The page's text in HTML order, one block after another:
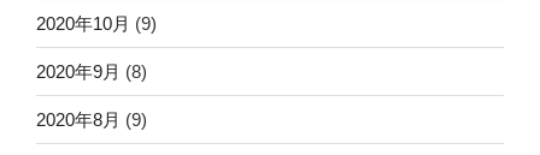
2020年10月 (9)
2020年9月 (8)
2020年8月 (9)